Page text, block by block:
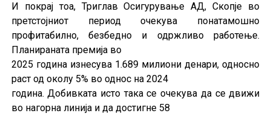
И покрај тоа, Триглав Осигурување АД, Скопје во
претстојниот период очекува понатамошно
профитабилно, безбедно и одржливо работење.
Планираната премија во
2025 година изнесува 1.689 милиони денари, односно
раст од околу 5% во однос на 2024
година. Добивката исто така се очекува да се движи
во нагорна линија и да достигне 58